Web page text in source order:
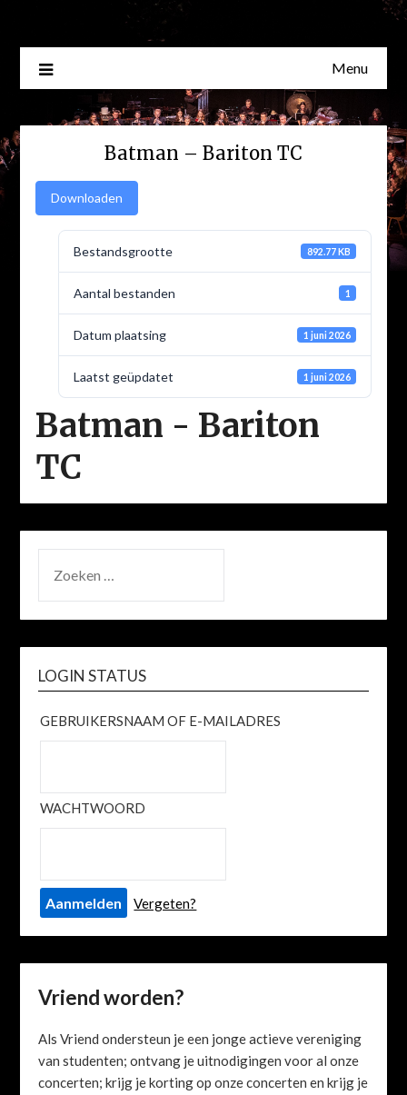
Menu
Batman – Bariton TC
Downloaden
Bestandsgrootte 892.77 KB
Aantal bestanden 1
Datum plaatsing 1 juni 2026
Laatst geüpdatet 1 juni 2026
Batman - Bariton
TC
NAAR:
LOGIN STATUS
GEBRUIKERSNAAM OF E-MAILADRES
WACHTWOORD
Vergeten?
Vriend worden?
Als Vriend ondersteun je een jonge actieve vereniging
van studenten; ontvang je uitnodigingen voor al onze
concerten; krijg je korting op onze concerten en krijg je